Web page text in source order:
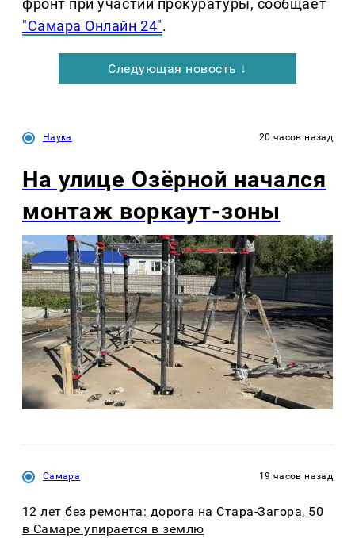
"Самара Онлайн 24".
Следующая новость ↓
Наука 20 часов назад
На улице Озëрной начался
монтаж воркаут-зоны
Самара 19 часов назад
12 лет без ремонта: дорога на Стара-Загора, 50
в Самаре упирается в землю